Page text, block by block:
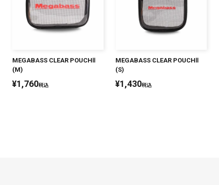
2026NEW PRODUCTS
MEGABASS CLEAR POUCHⅡ
(M)
¥1,760税込
MEGABASS CLEAR POUCHⅡ
(S)
¥1,430税込